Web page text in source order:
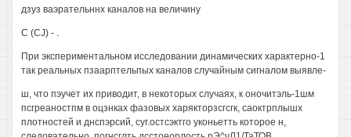
дзуз ваэрательннх каналов на величину
С (CJ) - .
При экспериментальном исследовании динамических характерно-1
так реальных пзаарптельпых каналов случайным сигналом выявле-
ш, что пэучет их приводит, в некоторых случаях, к оночитэль-1шм
псгреаностпм в оцзнках фазовых харякторзсгсгк, саоктрплышх
плотностей и днспэрсий, суг.остсэктго уконьетть которое н,